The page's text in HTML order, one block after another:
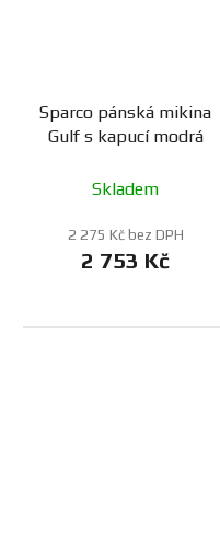
Sparco pánská mikina
Gulf s kapucí modrá
Skladem
2 275 Kč bez DPH
2 753 Kč